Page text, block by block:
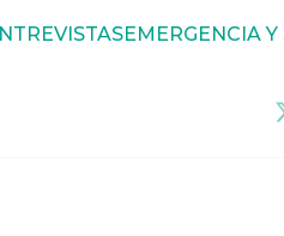
EMERGENCIA